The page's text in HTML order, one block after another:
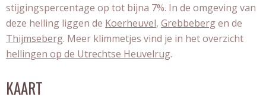
stijgingspercentage op tot bijna 7%. In de omgeving van
deze helling liggen de Koerheuvel, Grebbebergen de
Thijmseberg. Meer klimmetjes vind je in het overzicht
hellingen op de Utrechtse Heuvelrug.
KAART